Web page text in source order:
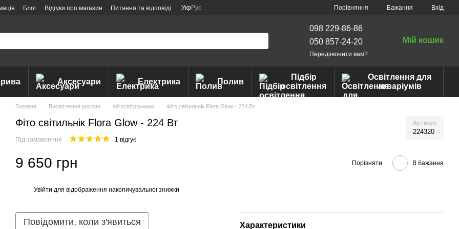
Блог Відгуки про магазин Питання та відповіді УкрРус Порівняння Бажання Вхід
098 229-86-86
050 857-24-20
Передзвонити вам?
Мій кошик
Аксесуари Електрика Полив
Підбір
освітлення
Освітлення для
акваріумів
Головна Висвітлення рослин Фітосвітильники Фіто світильнік Flora Glow - 224 Вт
Фіто світильнік Flora Glow - 224 Вт Артикул
224320
Під замовлення 1 відгук
9 650 грн Порівняти В бажання
Увійти для відображення накопичувальної знижки
Повідомити, коли з'явиться Характеристики